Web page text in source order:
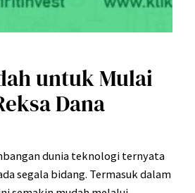
untuk Mulai
Dana
dunia teknologi ternyata
segala bidang. Termasuk dalam